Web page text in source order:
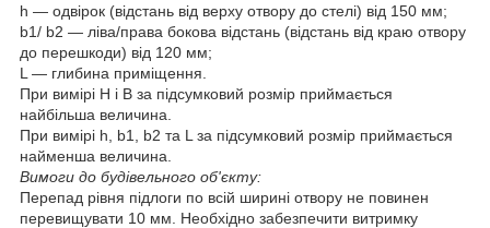
h — одвірок (відстань від верху отвору до стелі) від 150 мм;
b1/ b2 — ліва/права бокова відстань (відстань від краю отвору
до перешкоди) від 120 мм;
L — глибина приміщення.
При вимірі Н і В за підсумковий розмір приймається
найбільша величина.
При вимірі h, b1, b2 та L за підсумковий розмір приймається
найменша величина.
Вимоги до будівельного об'єкту:
Перепад рівня підлоги по всій ширині отвору не повинен
перевищувати 10 мм. Необхідно забезпечити витримку